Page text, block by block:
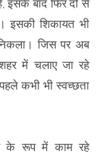
इसके बाद फिर दो से
इसकी शिकायत भी
जिस पर अब
में चलाए जा रहे
कभी भी स्वच्छता
के रूप में काम रहे